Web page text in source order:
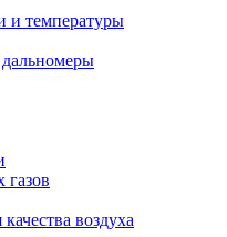
и температуры
воздуха